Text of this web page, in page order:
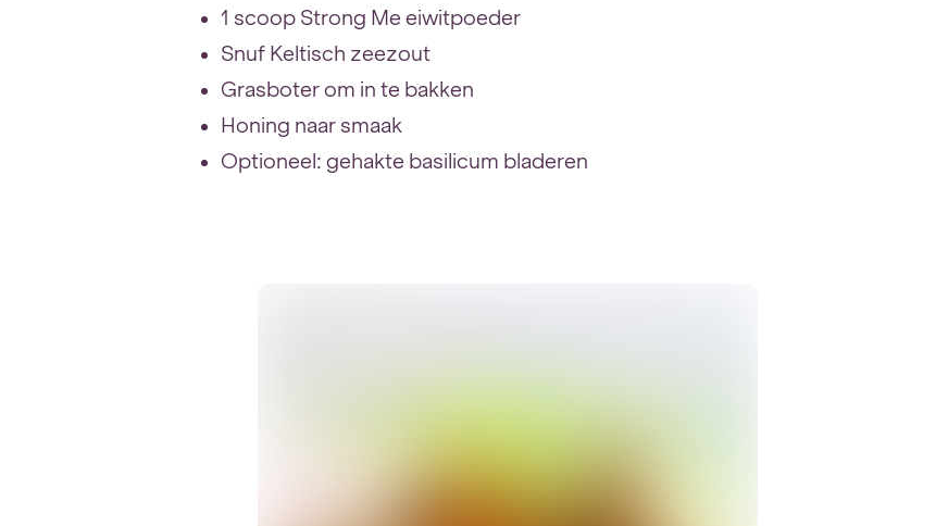
1 scoop Strong Me eiwitpoeder
Snuf Keltisch zeezout
Grasboter om in te bakken
Honing naar smaak
Optioneel: gehakte basilicum bladeren